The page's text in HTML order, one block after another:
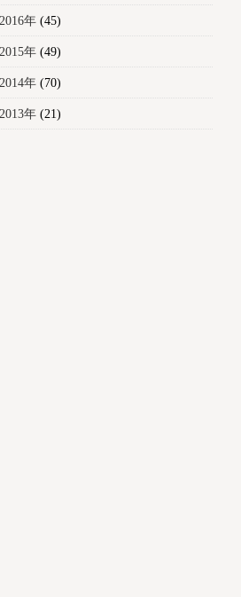
2016年(45)
2015年(49)
2014年(70)
2013年(21)